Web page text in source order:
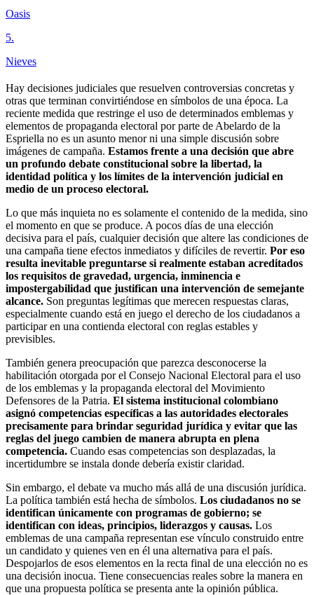
Oasis
5.
Nieves
Hay decisiones judiciales que resuelven controversias concretas y
otras que terminan convirtiéndose en símbolos de una época. La
reciente medida que restringe el uso de determinados emblemas y
elementos de propaganda electoral por parte de Abelardo de la
Espriella no es un asunto menor ni una simple discusión sobre
imágenes de campaña. Estamos frente a una decisión que abre
un profundo debate constitucional sobre la libertad, la
identidad política y los límites de la intervención judicial en
medio de un proceso electoral.
Lo que más inquieta no es solamente el contenido de la medida, sino
el momento en que se produce. A pocos días de una elección
decisiva para el país, cualquier decisión que altere las condiciones de
una campaña tiene efectos inmediatos y difíciles de revertir. Por eso
resulta inevitable preguntarse si realmente estaban acreditados
los requisitos de gravedad, urgencia, inminencia e
impostergabilidad que justifican una intervención de semejante
alcance. Son preguntas legítimas que merecen respuestas claras,
especialmente cuando está en juego el derecho de los ciudadanos a
participar en una contienda electoral con reglas estables y
previsibles.
También genera preocupación que parezca desconocerse la
habilitación otorgada por el Consejo Nacional Electoral para el uso
de los emblemas y la propaganda electoral del Movimiento
Defensores de la Patria. El sistema institucional colombiano
asignó competencias específicas a las autoridades electorales
precisamente para brindar seguridad jurídica y evitar que las
reglas del juego cambien de manera abrupta en plena
competencia. Cuando esas competencias son desplazadas, la
incertidumbre se instala donde debería existir claridad.
Sin embargo, el debate va mucho más allá de una discusión jurídica.
La política también está hecha de símbolos. Los ciudadanos no se
identifican únicamente con programas de gobierno; se
identifican con ideas, principios, liderazgos y causas. Los
emblemas de una campaña representan ese vínculo construido entre
un candidato y quienes ven en él una alternativa para el país.
Despojarlos de esos elementos en la recta final de una elección no es
una decisión inocua. Tiene consecuencias reales sobre la manera en
que una propuesta política se presenta ante la opinión pública.